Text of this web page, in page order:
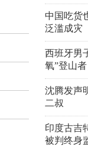
中国吃货
泛滥成灾
西班牙男
氧”登山者
沈腾发声
二叔
印度古吉
被判终身